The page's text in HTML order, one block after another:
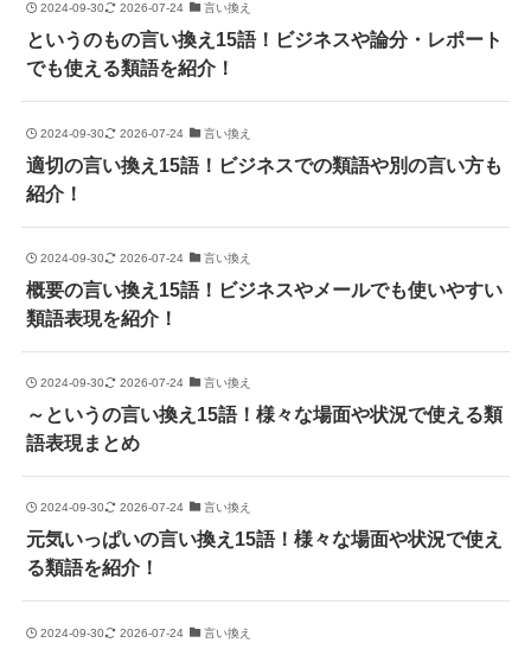
2024-09-30 2026-07-24 言い換え
というのもの言い換え15語！ビジネスや論分・レポート
でも使える類語を紹介！
2024-09-30 2026-07-24 言い換え
適切の言い換え15語！ビジネスでの類語や別の言い方も
紹介！
2024-09-30 2026-07-24 言い換え
概要の言い換え15語！ビジネスやメールでも使いやすい
類語表現を紹介！
2024-09-30 2026-07-24 言い換え
～というの言い換え15語！様々な場面や状況で使える類
語表現まとめ
2024-09-30 2026-07-24 言い換え
元気いっぱいの言い換え15語！様々な場面や状況で使え
る類語を紹介！
2024-09-30 2026-07-24 言い換え